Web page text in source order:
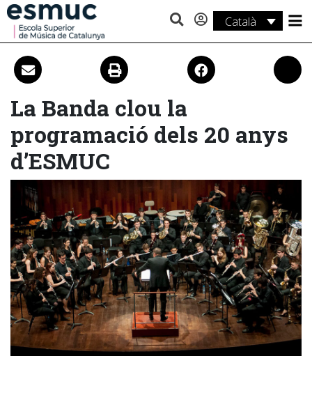
Català
Estudis
Recerca
Serveis
Activitats
La Banda clou la
programació dels 20 anys
d’ESMUC